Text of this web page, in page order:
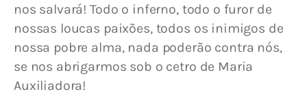
nos salvará! Todo o inferno, todo o furor de
nossas loucas paixões, todos os inimigos de
nossa pobre alma, nada poderão contra nós,
se nos abrigarmos sob o cetro de Maria
Auxiliadora!